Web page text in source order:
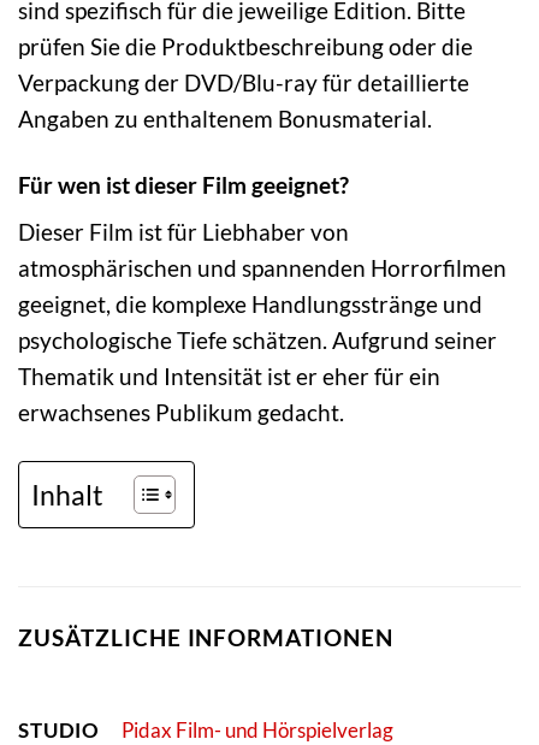
sind spezifisch für die jeweilige Edition. Bitte
prüfen Sie die Produktbeschreibung oder die
Verpackung der DVD/Blu-ray für detaillierte
Angaben zu enthaltenem Bonusmaterial.
Für wen ist dieser Film geeignet?
Dieser Film ist für Liebhaber von
atmosphärischen und spannenden Horrorfilmen
geeignet, die komplexe Handlungsstränge und
psychologische Tiefe schätzen. Aufgrund seiner
Thematik und Intensität ist er eher für ein
erwachsenes Publikum gedacht.
Inhalt
ZUSÄTZLICHE INFORMATIONEN
STUDIO Pidax Film- und Hörspielverlag